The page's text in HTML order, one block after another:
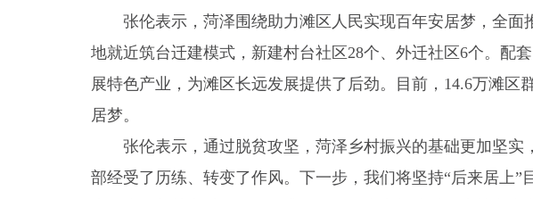
张伦表示，菏泽围绕助力滩区人民实现百年安居梦，全
地就近筑台迁建模式，新建村台社区28个、外迁社区6个。配
展特色产业，为滩区长远发展提供了后劲。目前，14.6万滩区
居梦。
张伦表示，通过脱贫攻坚，菏泽乡村振兴的基础更加坚
部经受了历练、转变了作风。下一步，我们将坚持“后来居上”